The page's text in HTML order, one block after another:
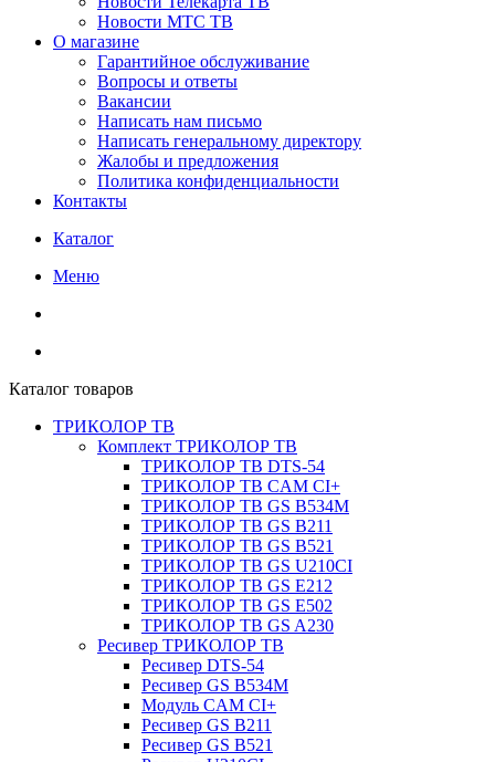
Новости МТС ТВ
О магазине
Гарантийное обслуживание
Вопросы и ответы
Вакансии
Написать нам письмо
Написать генеральному директору
Жалобы и предложения
Политика конфиденциальности
Контакты
Каталог
Меню
Каталог товаров
ТРИКОЛОР ТВ
Комплект ТРИКОЛОР ТВ
ТРИКОЛОР ТВ DTS-54
ТРИКОЛОР ТВ CAM CI+
ТРИКОЛОР ТВ GS B534M
ТРИКОЛОР ТВ GS B211
ТРИКОЛОР ТВ GS B521
ТРИКОЛОР ТВ GS U210CI
ТРИКОЛОР ТВ GS E212
ТРИКОЛОР ТВ GS E502
ТРИКОЛОР ТВ GS A230
Ресивер ТРИКОЛОР ТВ
Ресивер DTS-54
Ресивер GS B534M
Модуль CAM CI+
Ресивер GS B211
Ресивер GS B521